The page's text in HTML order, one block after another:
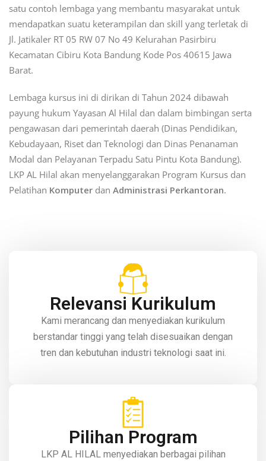
satu contoh lembaga yang membantu masyarakat untuk
mendapatkan suatu keterampilan dan skill yang terletak di
Jl. Jatikaler RT 05 RW 07 No 49 Kelurahan Pasirbiru
Kecamatan Cibiru Kota Bandung Kode Pos 40615 Jawa
Barat.
Lembaga kursus ini di dirikan di Tahun 2024 dibawah
payung hukum Yayasan Al Hilal dan dalam bimbingan serta
pengawasan dari pemerintah daerah (Dinas Pendidikan,
Kebudayaan, Riset dan Teknologi dan Dinas Penanaman
Modal dan Pelayanan Terpadu Satu Pintu Kota Bandung).
LKP AL Hilal akan menyelanggarakan Program Kursus dan
Pelatihan Komputer dan Administrasi Perkantoran.
Relevansi Kurikulum
Kami merancang dan menyediakan kurikulum
berstandar tinggi yang telah disesuaikan dengan
tren dan kebutuhan industri teknologi saat ini.
Pilihan Program
LKP AL HILAL menyediakan berbagai pilihan